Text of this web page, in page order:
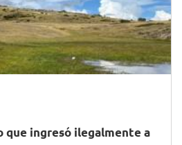
que ingresó ilegalmente a